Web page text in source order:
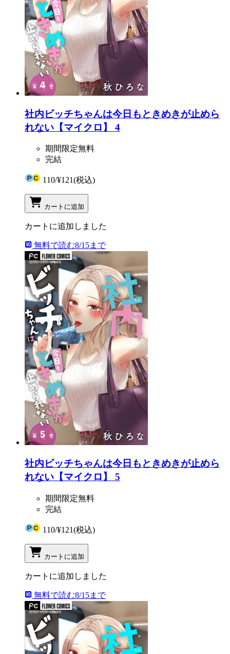
社内ビッチちゃんは今日もときめきが止めら
れない【マイクロ】 4
期間限定無料
完結
110/¥121(税込)
カートに追加
カートに追加しました
無料で読む8/15まで
社内ビッチちゃんは今日もときめきが止めら
れない【マイクロ】 5
期間限定無料
完結
110/¥121(税込)
カートに追加
カートに追加しました
無料で読む8/15まで